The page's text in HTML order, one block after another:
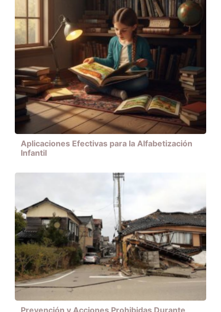
Aplicaciones Efectivas para la Alfabetización
Infantil
Prevención y Acciones Prohibidas Durante